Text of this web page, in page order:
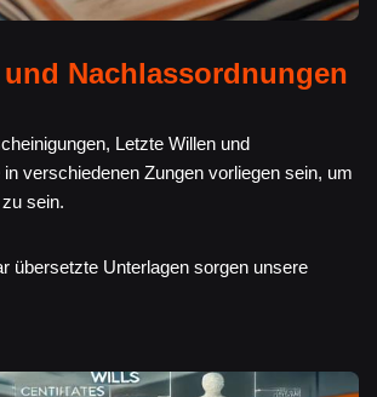
Nachlassordnungen
Letzte Willen und
verschiedenen Zungen vorliegen sein, um
sein.
übersetzte Unterlagen sorgen unsere